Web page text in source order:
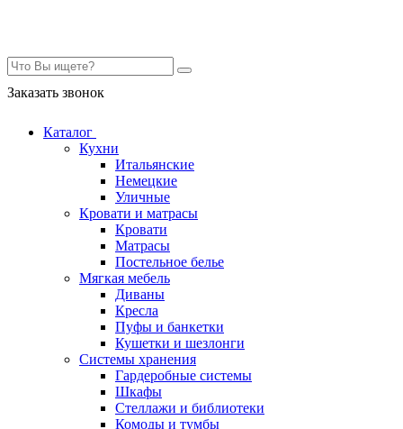
Заказать звонок
Каталог
Кухни
Итальянские
Немецкие
Уличные
Кровати и матрасы
Кровати
Матрасы
Постельное белье
Мягкая мебель
Диваны
Кресла
Пуфы и банкетки
Кушетки и шезлонги
Системы хранения
Гардеробные системы
Шкафы
Стеллажи и библиотеки
Комоды и тумбы